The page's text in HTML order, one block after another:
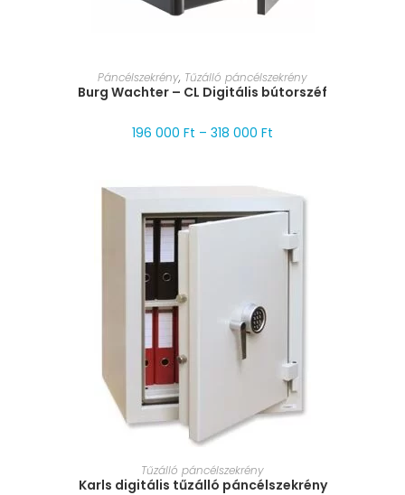
MÉRET VÁLASZTÁSA
Páncélszekrény, Tűzálló páncélszekrény
Burg Wachter – CL Digitális bútorszéf
196 000 Ft – 318 000 Ft
MÉRET VÁLASZTÁSA
Tűzálló páncélszekrény
Karls digitális tűzálló páncélszekrény